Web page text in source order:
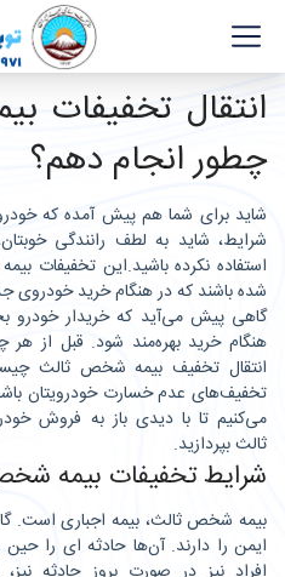
انتقال تخفیفات
چطور انجام دهم؟
شاید برای شما هم پیش آمده که
شرایط، شاید به لطف رانندگی
استفاده نکرده باشید.این تخفیفات
شده باشند که در هنگام خرید خودروی
گاهی پیش می‌آید که خریدار خودرو
هنگام خرید بهره‌مند شود. قبل از
انتقال تخفیف بیمه شخص ثالث
تخفیف‌های عدم خسارت خودرویتان
می‌کنیم تا با دیدی باز به فروش
ثالث بپردازید.
شرایط تخفیفات بیمه
بیمه شخص ثالث، بیمه اجباری است.
ایمن را دارند. آن‌ها حادثه ای را